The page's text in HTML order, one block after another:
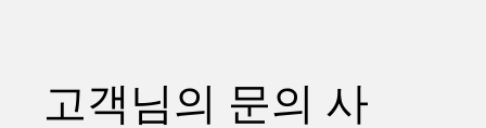
고객님의 문의 사